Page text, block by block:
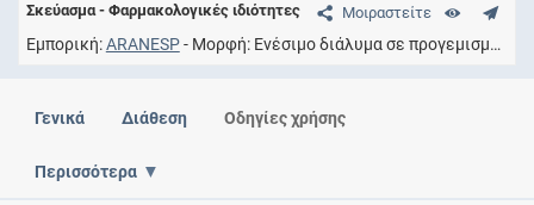
Μοιραστείτε
Σκεύασμα - Φαρμακολογικές ιδιότητες
Εμπορική ARANESP Μορφή Ενέσιμο διάλυμα σε προγεμισμένη σύριγγα
Γενικά Διάθεση Οδηγίες χρήσης
Περισσότερα